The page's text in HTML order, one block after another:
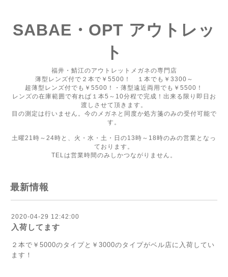
SABAE・OPT アウトレッ
ト
福井・鯖江のアウトレットメガネの専門店
薄型レンズ付で２本で￥5500！ １本でも￥3300～
超薄型レンズ付でも￥5500！・薄型遠近両用でも￥5500！
レンズの在庫範囲で有れば１本5～10分程で完成！出来る限り即日お
渡しさせて頂きます。
目の測定は行いません。今のメガネと同度か処方箋のみの受付可能で
す。
土曜21時～24時と、火・水・土・日の13時～18時のみの営業となっ
ております。
TELは営業時間のみしかつながりません。
最新情報
2020-04-29 12:42:00
入荷してます
２本で￥5000のタイプと￥3000のタイプがベル店に入荷してい
ます！